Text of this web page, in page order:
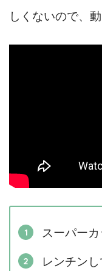
しくないので、
スーパー
レンチン